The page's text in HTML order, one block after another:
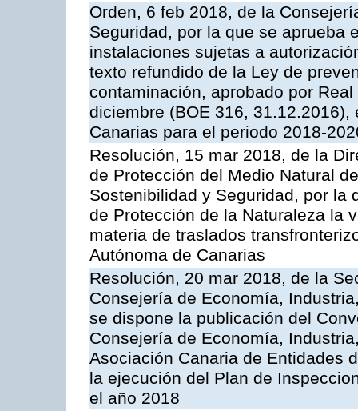
Orden, 6 feb 2018, de la
Seguridad, por la que se aprueba
instalaciones sujetas a
texto refundido de la Ley de
contaminación, aprobado por
diciembre (BOE 316,
Canarias para el periodo 2018-
Resolución, 15 mar 2018, de la
de Protección del Medio Natural
Sostenibilidad y Seguridad, por la
de Protección de la Naturaleza la
materia de traslados
Autónoma de Canarias
Resolución, 20 mar 2018, de la
Consejería de Economía,
se dispone la publicación del
Consejería de Economía,
Asociación Canaria de Entidades
la ejecución del Plan de
el año 2018